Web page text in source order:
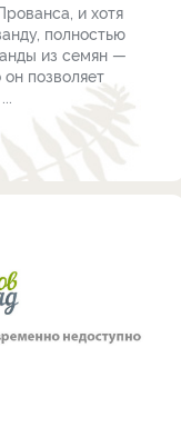
и хотя
полностью
из семян —
позволяет